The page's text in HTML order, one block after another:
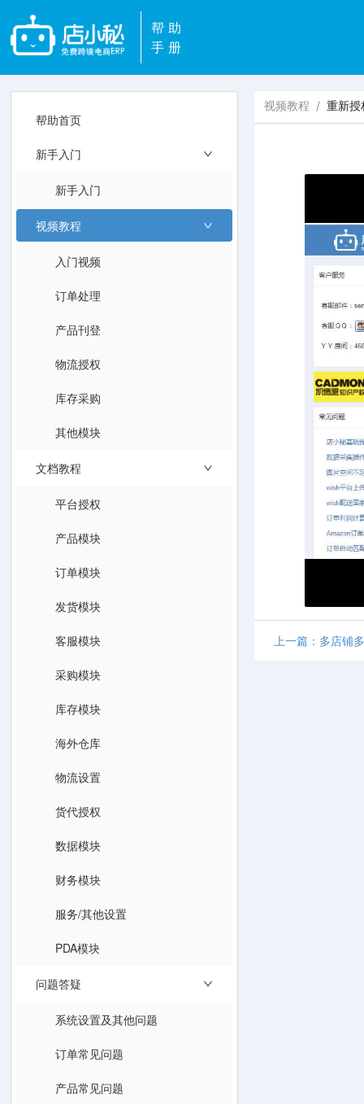
帮助
手册
帮助首页
新手入门
新手入门
视频教程
入门视频
订单处理
产品刊登
物流授权
库存采购
其他模块
文档教程
平台授权
产品模块
订单模块
发货模块
客服模块
采购模块
库存模块
海外仓库
物流设置
货代授权
数据模块
财务模块
服务/其他设置
PDA模块
问题答疑
系统设置及其他问题
订单常见问题
产品常见问题
视频教程 / 重新授
上一篇：多店铺